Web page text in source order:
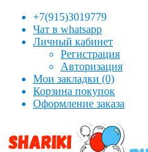
+7(915)3019779
Чат в whatsapp
Личный кабинет
Регистрация
Авторизация
Мои закладки (0)
Корзина покупок
Оформление заказа